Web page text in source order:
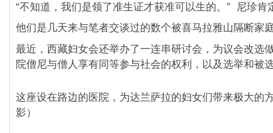
“不知道，我们是领了准生证才获准可以生的。” 尼珍肯
他们是几天来与笔者交谈过的数个被喜马拉雅山隔断家
最近，西藏妇女会还举办了一连串研讨会，为议会改选
院僧尼与僧人享有同等参与社会的权利，以及选举和被
这座设在路边的医院，为达兰萨拉的妇女们带来极大的
影）